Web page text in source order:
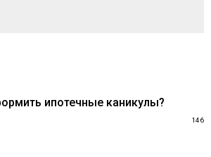
ипотечные каникулы?
146